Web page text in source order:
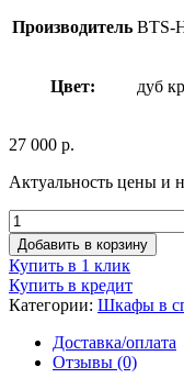
Производитель BTS-
Цвет: дуб
27 000 р.
Актуальность цены и
Добавить в корзину
Купить в 1 клик
Купить в кредит
Категории: Шкафы в
Доставка/оплата
Отзывы (0)